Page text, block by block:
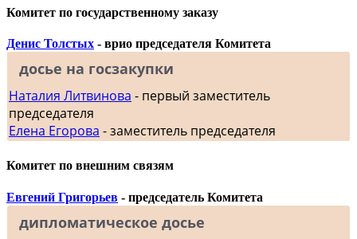
Комитет по государственному заказу
Денис Толстых - врио председателя Комитета
досье на госзакупки
Наталия Литвинова - первый заместитель
председателя
Елена Егорова - заместитель председателя
Комитет по внешним связям
Евгений Григорьев - председатель Комитета
дипломатическое досье